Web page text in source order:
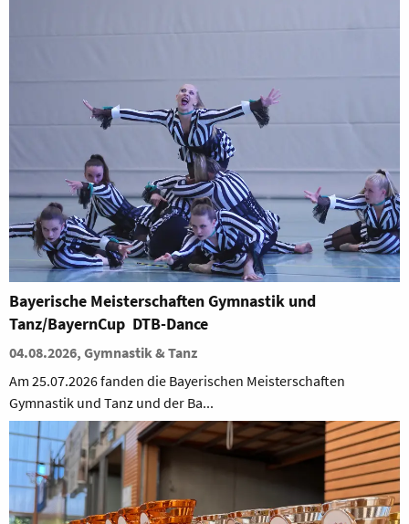
Bayerische Meisterschaften Gymnastik und
Tanz/BayernCup DTB-Dance
04.08.2026, Gymnastik & Tanz
Am 25.07.2026 fanden die Bayerischen Meisterschaften
Gymnastik und Tanz und der Ba...